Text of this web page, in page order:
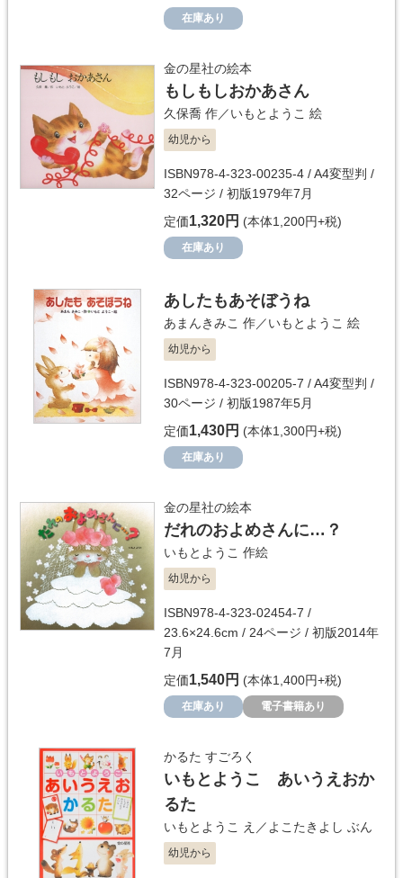
在庫あり
金の星社の絵本
もしもしおかあさん
久保喬 作／いもとようこ 絵
幼児から
ISBN978-4-323-00235-4 / A4変型判 /
32ページ / 初版1979年7月
定価1,320円 (本体1,200円+税)
在庫あり
あしたもあそぼうね
あまんきみこ 作／いもとようこ 絵
幼児から
ISBN978-4-323-00205-7 / A4変型判 /
30ページ / 初版1987年5月
定価1,430円 (本体1,300円+税)
在庫あり
金の星社の絵本
だれのおよめさんに…？
いもとようこ 作絵
幼児から
ISBN978-4-323-02454-7 /
23.6×24.6cm / 24ページ / 初版2014年
7月
定価1,540円 (本体1,400円+税)
在庫あり 電子書籍あり
かるた すごろく
いもとようこ あいうえおか
るた
いもとようこ え／ よこたきよし ぶん
幼児から